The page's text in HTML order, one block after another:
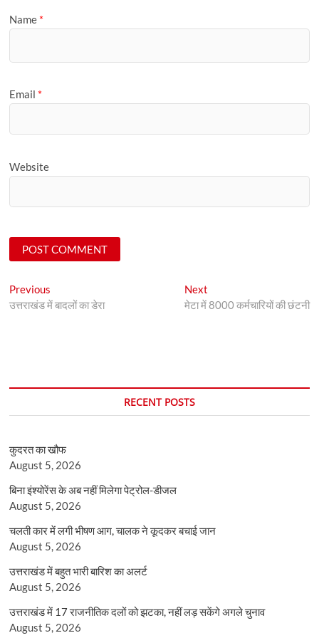
Name *
Email *
Website
Post
navigation
Previous
post:
उत्तराखंड में बादलों का डेरा
NextNext
post:
मेटा में 8000 कर्मचारियों की छंटनी
RECENT POSTS
कुदरत का खौफ
August 5, 2026
बिना इंश्योरेंस के अब नहीं मिलेगा पेट्रोल-डीजल
August 5, 2026
चलती कार में लगी भीषण आग, चालक ने कूदकर बचाई जान
August 5, 2026
उत्तराखंड में बहुत भारी बारिश का अलर्ट
August 5, 2026
उत्तराखंड में 17 राजनीतिक दलों को झटका, नहीं लड़ सकेंगे अगले चुनाव
August 5, 2026